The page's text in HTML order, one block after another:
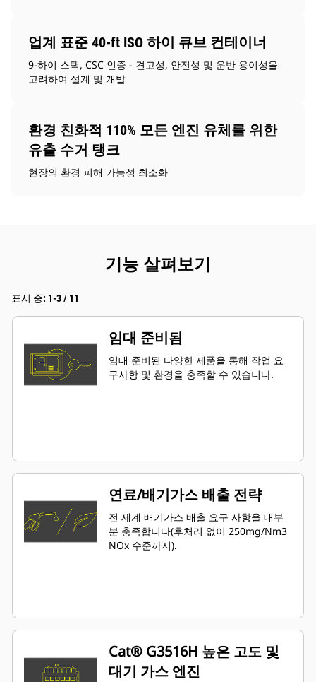
업계 표준 40-ft ISO 하이 큐브 컨테이너
9-하이 스택, CSC 인증 - 견고성, 안전성 및 운반 용이성을
고려하여 설계 및 개발
환경 친화적 110% 모든 엔진 유체를 위한
유출 수거 탱크
현장의 환경 피해 가능성 최소화
기능 살펴보기
표시 중: 1-3 / 11
임대 준비됨
임대 준비된 다양한 제품을 통해 작업 요
구사항 및 환경을 충족할 수 있습니다.
연료/배기가스 배출 전략
전 세계 배기가스 배출 요구 사항을 대부
분 충족합니다(후처리 없이 250mg/Nm3
NOx 수준까지).
Cat® G3516H 높은 고도 및
대기 가스 엔진